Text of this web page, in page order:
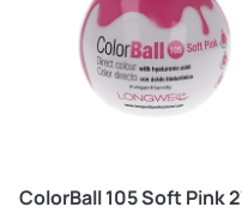
ColorBall 105 Soft Pink